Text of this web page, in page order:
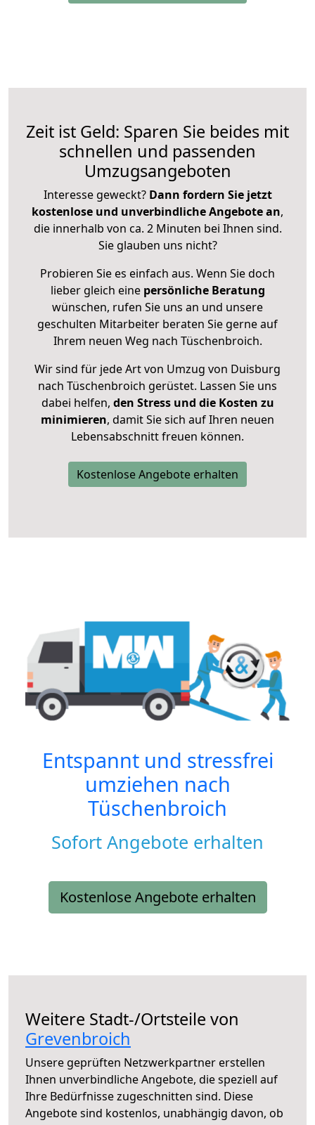
Zeit ist Geld: Sparen Sie beides mit
schnellen und passenden
Umzugsangeboten
Interesse geweckt? Dann fordern Sie jetzt
kostenlose und unverbindliche Angebote an,
die innerhalb von ca. 2 Minuten bei Ihnen sind.
Sie glauben uns nicht?
Probieren Sie es einfach aus. Wenn Sie doch
lieber gleich eine persönliche Beratung
wünschen, rufen Sie uns an und unsere
geschulten Mitarbeiter beraten Sie gerne auf
Ihrem neuen Weg nach Tüschenbroich.
Wir sind für jede Art von Umzug von Duisburg
nach Tüschenbroich gerüstet. Lassen Sie uns
dabei helfen, den Stress und die Kosten zu
minimieren, damit Sie sich auf Ihren neuen
Lebensabschnitt freuen können.
Kostenlose Angebote erhalten
Entspannt und stressfrei
umziehen nach
Tüschenbroich
Sofort Angebote erhalten
Kostenlose Angebote erhalten
Weitere Stadt-/Ortsteile von
Grevenbroich
Unsere geprüften Netzwerkpartner erstellen
Ihnen unverbindliche Angebote, die speziell auf
Ihre Bedürfnisse zugeschnitten sind. Diese
Angebote sind kostenlos, unabhängig davon, ob